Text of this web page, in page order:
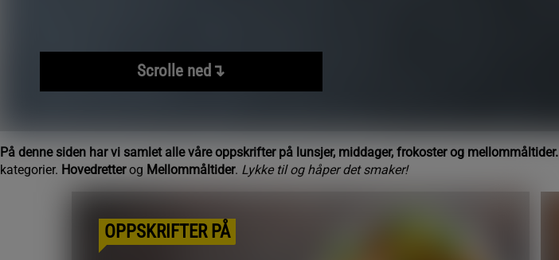
Scrolle ned↴
På denne siden har vi samlet alle våre oppskrifter på lunsjer, middager, frokoster og mellommåltider.
kategorier. Hovedretterog Mellommåltider. Lykke til og håper det smaker!
OPPSKRIFTER PÅ